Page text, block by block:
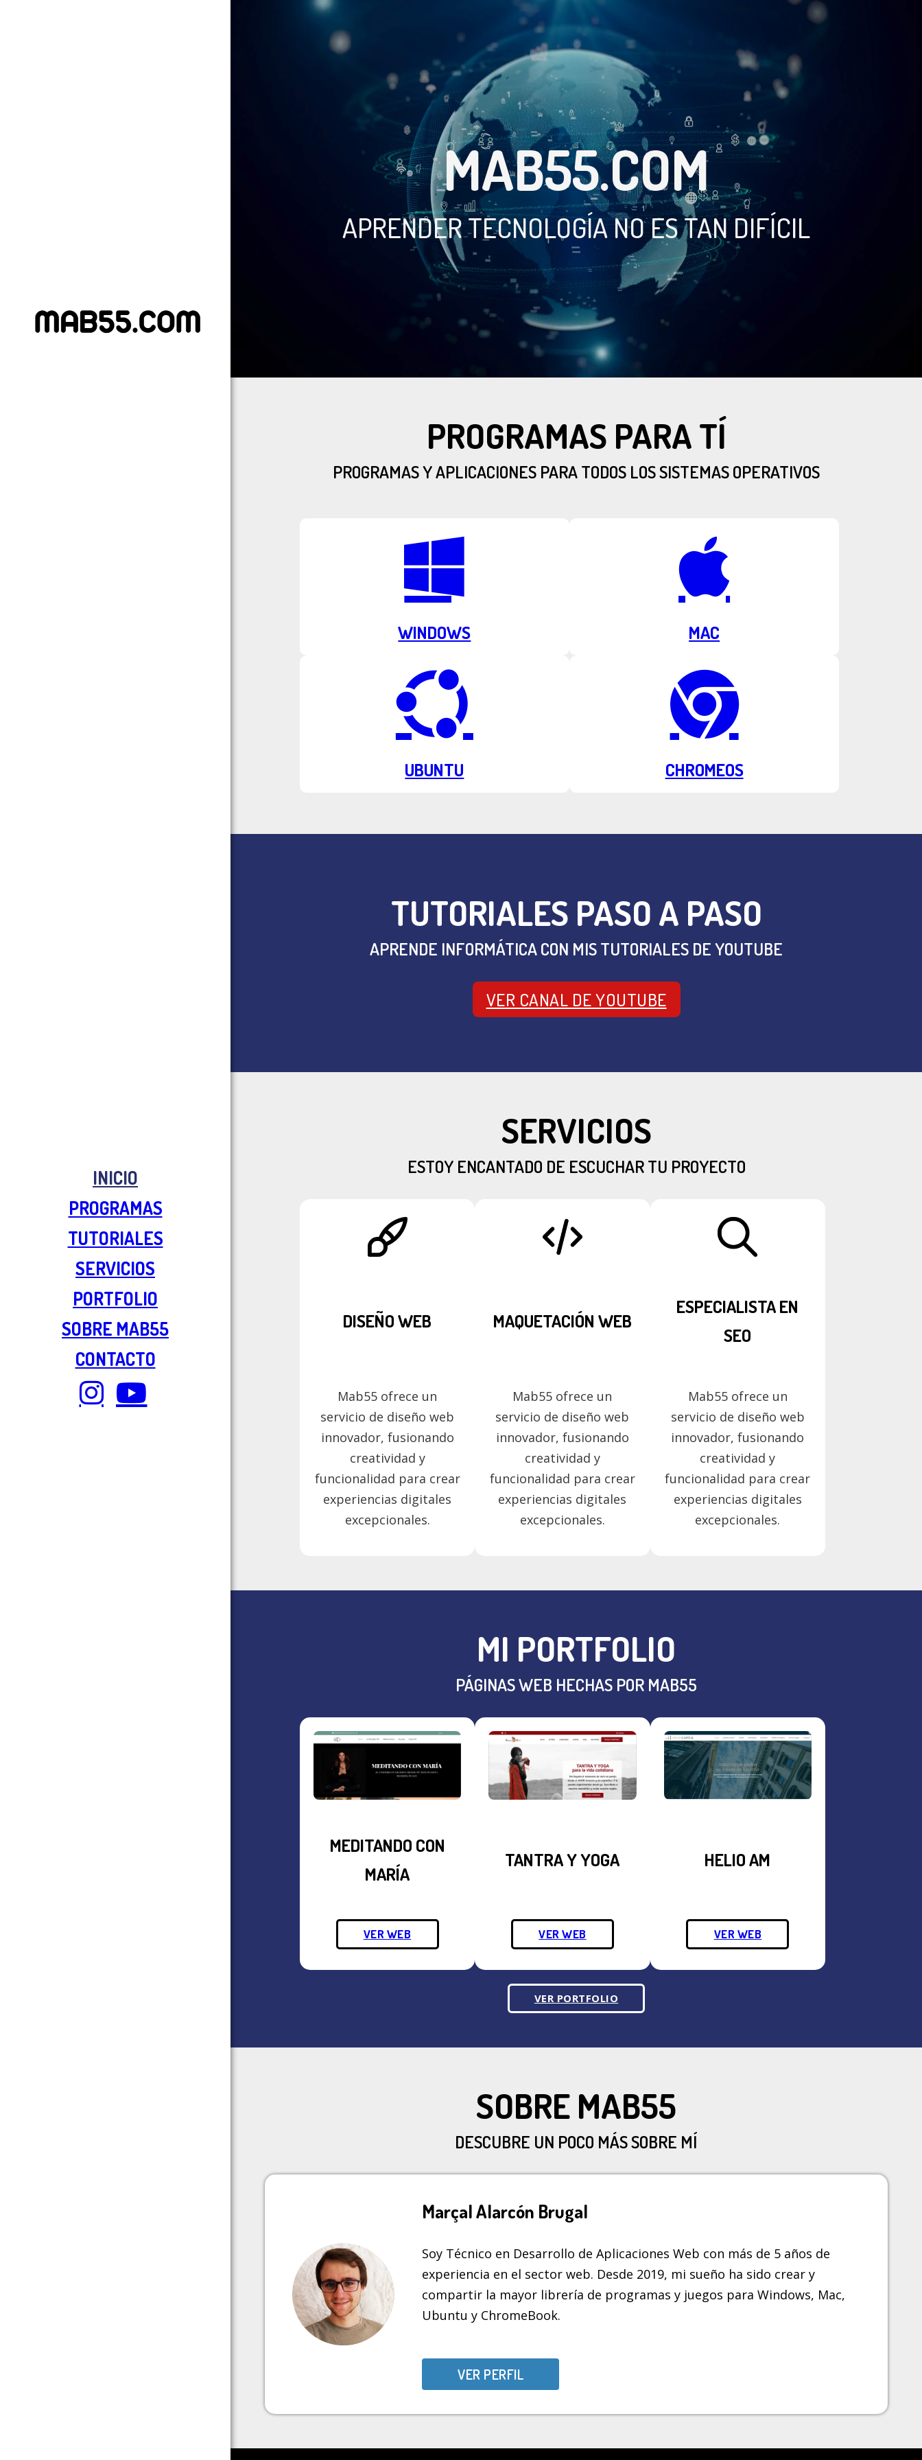
INICIO
PROGRAMAS
TUTORIALES
SERVICIOS
PORTFOLIO
SOBRE MAB55
CONTACTO
MAB55.COM
APRENDER TECNOLOGÍA NO ES TAN DIFÍCIL
PROGRAMAS PARA TÍ
PROGRAMAS Y APLICACIONES PARA TODOS LOS SISTEMAS OPERATIVOS
WINDOWS MAC
UBUNTU CHROMEOS
TUTORIALES PASO A PASO
APRENDE INFORMÁTICA CON MIS TUTORIALES DE YOUTUBE
VER CANAL DE YOUTUBE
SERVICIOS
ESTOY ENCANTADO DE ESCUCHAR TU PROYECTO
DISEÑO WEB
Mab55 ofrece un
servicio de diseño web
innovador, fusionando
creatividad y
funcionalidad para crear
experiencias digitales
excepcionales.
MAQUETACIÓN WEB
Mab55 ofrece un
servicio de diseño web
innovador, fusionando
creatividad y
funcionalidad para crear
experiencias digitales
excepcionales.
ESPECIALISTA EN
SEO
Mab55 ofrece un
servicio de diseño web
innovador, fusionando
creatividad y
funcionalidad para crear
experiencias digitales
excepcionales.
MI PORTFOLIO
PÁGINAS WEB HECHAS POR MAB55
MEDITANDO CON
MARÍA
VER WEB
TANTRA Y YOGA
VER WEB
HELIO AM
VER WEB
VER PORTFOLIO
SOBRE MAB55
DESCUBRE UN POCO MÁS SOBRE MÍ
Marçal Alarcón Brugal
Soy Técnico en Desarrollo de Aplicaciones Web con más de 5 años de
experiencia en el sector web. Desde 2019, mi sueño ha sido crear y
compartir la mayor librería de programas y juegos para Windows, Mac,
Ubuntu y ChromeBook.
VER PERFIL